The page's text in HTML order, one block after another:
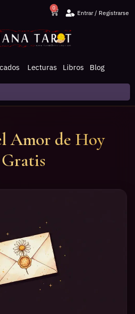
0
Entrar / Registrarse
Lecturas Libros Blog
Amor de Hoy
Gratis